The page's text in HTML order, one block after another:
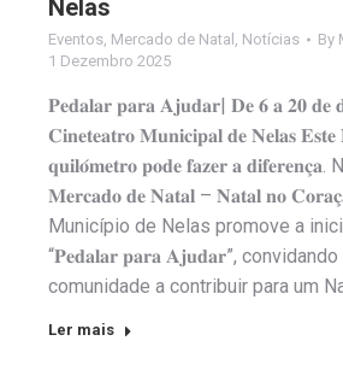
Nelas
Eventos, Mercado de Natal , Notícias By
1 Dezembro 2025
𝐏𝐞𝐝𝐚𝐥𝐚𝐫 𝐩𝐚𝐫𝐚 𝐀𝐣𝐮𝐝𝐚𝐫| 𝐃𝐞 𝟔 𝐚 𝟐𝟎 𝐝𝐞
𝐂𝐢𝐧𝐞𝐭𝐞𝐚𝐭𝐫𝐨 𝐌𝐮𝐧𝐢𝐜𝐢𝐩𝐚𝐥 𝐝𝐞 𝐍𝐞𝐥𝐚𝐬 𝐄𝐬𝐭𝐞
𝐪𝐮𝐢𝐥𝐨́𝐦𝐞𝐭𝐫𝐨 𝐩𝐨𝐝𝐞 𝐟𝐚𝐳𝐞𝐫 𝐚
𝐌𝐞𝐫𝐜𝐚𝐝𝐨 𝐝𝐞 𝐍𝐚𝐭𝐚𝐥 – 𝐍𝐚𝐭𝐚𝐥 𝐧𝐨
Município de Nelas promove a
“𝐏𝐞𝐝𝐚𝐥𝐚𝐫 𝐩𝐚𝐫𝐚 𝐀𝐣𝐮𝐝𝐚𝐫”,
comunidade a contribuir para um
Ler mais